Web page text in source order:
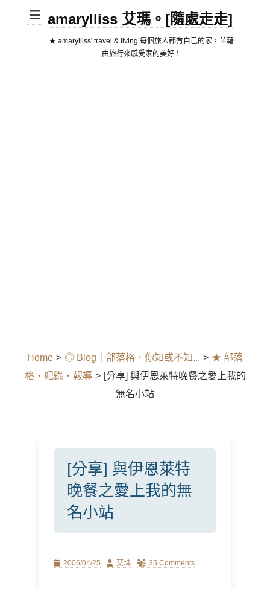
amarylliss 艾瑪。[隨處走走]
★ amarylliss' travel & living 每個旅人都有自己的家，並藉
由旅行來感受家的美好！
Home > ◎ Blog｜部落格．你知或不知... > ★ 部落
格‧紀錄‧報導 > [分享] 與伊恩萊特晚餐之愛上我的
無名小站
[分享] 與伊恩萊特
晚餐之愛上我的無
名小站
Posted
2006/04/25 Author
艾瑪 35 Comments